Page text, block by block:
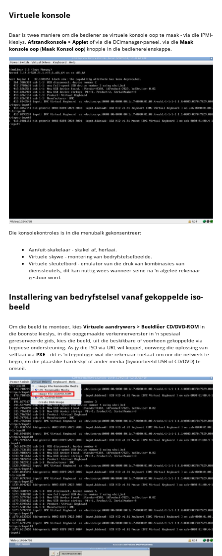
Virtuele konsole
Daar is twee maniere om die bediener se virtuele konsole oop te maak - via die IPMI-
kieslys. Afstandkonsole > Applet of via die DCImanager-paneel, via die Maak
konsole oop (Maak Konsol oop) knoppie in die bedienereienskappe.
Die konsolekontroles is in die menubalk gekonsentreer:
Aan/uit-skakelaar - skakel af, herlaai.
Virtuele skywe - montering van bedryfstelselbeelde.
Virtuele sleutelbord - emulator van die druk van kombinasies van
dienssleutels, dit kan nuttig wees wanneer seine na 'n afgeleë rekenaar
gestuur word.
Installering van bedryfstelsel vanaf gekoppelde iso-
beeld
Om die beeld te monteer, kies Virtuele aandrywers > Beeldlêer CD/DVD-ROM In
die boonste kieslys, in die oopgemaakte verkennervenster in 'n spesiaal
gereserveerde gids, kies die beeld, uit die beskikbare of voorheen gekoppelde via
tegniese ondersteuning. As jy die ISO via URL wil koppel, oorweeg die oplossing van
selflaai via PXE - dit is 'n tegnologie wat die rekenaar toelaat om oor die netwerk te
begin, en die plaaslike hardeskyf of ander media (byvoorbeeld USB of CD/DVD) te
omseil.